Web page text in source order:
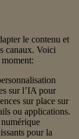
le contenu et
canaux. Voici
sur l’IA pour
sur place sur
ou applications.
pour la